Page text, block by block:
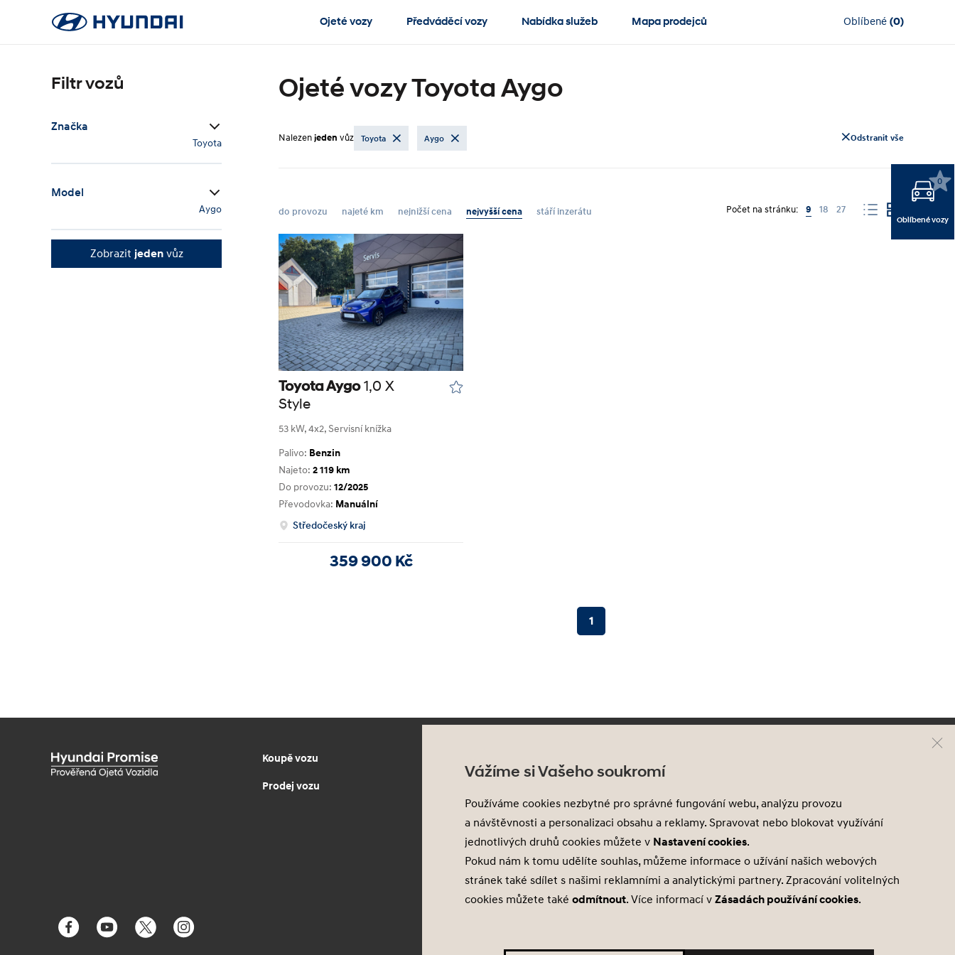
Ojeté vozy Předváděcí vozy Nabídka služeb Mapa prodejců Oblíbené (0)
0
Oblíbené vozy
Filtr vozů
Značka
Toyota
Model
Aygo
Zobrazit jedenvůz
Ojeté vozy Toyota Aygo
Nalezenjeden vůz Toyota Aygo Odstranit vše
do provozu najeté km nejnižší cena nejvyšší cena stáří inzerátu Počet na stránku: 9 18 27
Toyota Aygo1,0 X
Style
53 kW, 4x2, Servisní knížka
Palivo: Benzin
Najeto: 2 119 km
Do provozu: 12/2025
Převodovka: Manuální
Středočeský kraj
359 900 Kč
1
Koupě vozu
Prodej vozu
Flexibilní financování
Prodloužená záruka
Asistenční služba
Probíhající akce
Modely Hyundai
Nové skladové vozy
Předváděcí vozy
Akční nabídky
Vážíme si Vašeho soukromí
Používáme cookies nezbytné pro správné fungování webu, analýzu provozu
a návštěvnosti a personalizaci obsahu a reklamy. Spravovat nebo blokovat využívání
jednotlivých druhů cookies můžete v Nastavení cookies.
Pokud nám k tomu udělíte souhlas, můžeme informace o užívání našich webových
stránek také sdílet s našimi reklamními a analytickými partnery. Zpracování volitelných
cookies můžete také odmítnout. Více informací v Zásadách používání cookies.